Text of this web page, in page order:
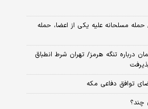
مسلحانه علیه یکی از اعضا، حمله
درباره تنگه هرمز/ تهران شرط انطباق
توافق دفاعی مکه
چند؟